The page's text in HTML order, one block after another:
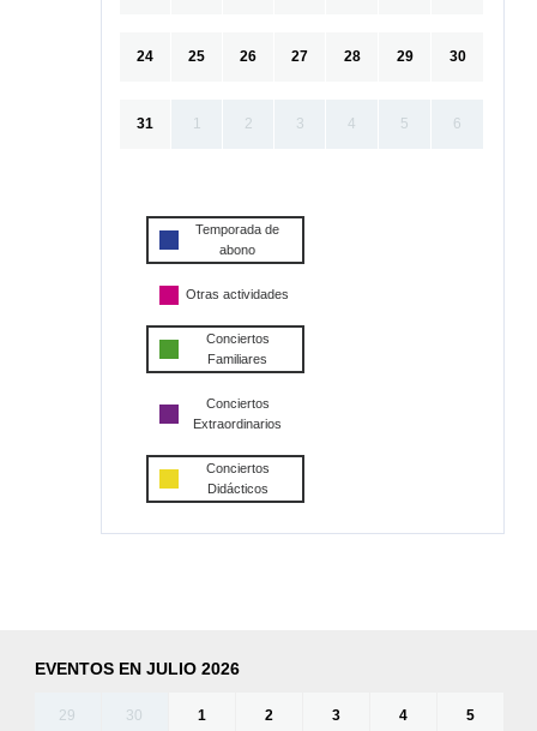
24 25 26 27 28 29 30
31 1 2 3 4 5 6
Temporada de
abono
Otras actividades
Conciertos
Familiares
Conciertos
Extraordinarios
Conciertos
Didácticos
EVENTOS EN JULIO 2026
29 30 1 2 3 4 5